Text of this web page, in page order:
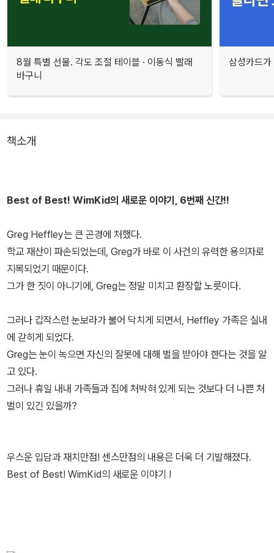
8월 특별 선물. 각도 조절 테이블 · 이동식 빨래
바구니
삼성카드
책소개
Best of Best! WimKid의 새로운 이야기, 6번째 신간!!
Greg Heffley는 큰 곤경에 처했다.
학교 재산이 파손되었는데, Greg가 바로 이 사건의 유력한 용의자로
지목되었기 때문이다.
그가 한 짓이 아니기에, Greg는 정말 미치고 환장할 노릇이다.
그러나 갑작스런 눈보라가 불어 닥치게 되면서, Heffley 가족은 실내
에 갇히게 되었다.
Greg는 눈이 녹으면 자신의 잘못에 대해 벌을 받아야 한다는 것을 알
고 있다.
그러나 휴일 내내 가족들과 집에 처박혀 있게 되는 것보다 더 나쁜 처
벌이 있긴 있을까?
우스운 입담과 재치만점! 센스만점의 내용은 더욱 더 기발해졌다.
Best of Best! WimKid의 새로운 이야기 !